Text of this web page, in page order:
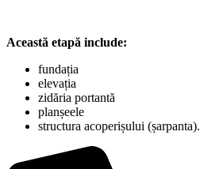
Această etapă include:
fundația
elevația
zidăria portantă
planșeele
structura acoperișului (șarpanta).